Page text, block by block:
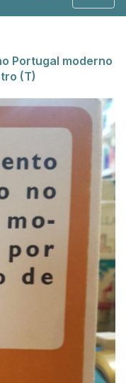
Portugal moderno
(T)